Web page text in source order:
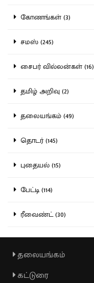
கோணங்கள் (3)
சமஸ் (245)
சைபர் வில்லன்கள் (16)
தமிழ் அறிவு (2)
தலையங்கம் (49)
தொடர் (145)
புதையல் (15)
பேட்டி (114)
ரீவைண்ட் (30)
தலையங்கம்
கட்டுரை